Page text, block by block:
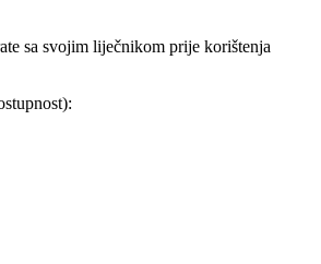
sa svojim liječnikom prije korištenja